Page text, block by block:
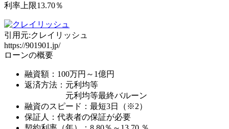
利率上限13.70％
引用元:クレイリッシュ
https://901901.jp/
ローンの概要
融資額：100万円～1億円
返済方法：元利均等
元利均等最終バルーン
融資のスピード：最短3日（※2）
保証人：代表者の保証が必要